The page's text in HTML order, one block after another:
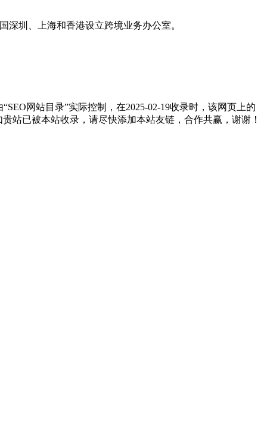
深圳、上海和香港设立跨境业务办公室。
网站目录”实际控制，在2025-02-19收录时，该网页上的
站已被本站收录，请尽快添加本站友链，合作共赢，谢谢！